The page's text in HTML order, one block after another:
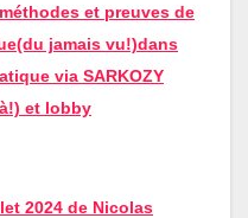
et preuves de
jamais vu!)dans
via SARKOZY
et lobby
2024 de Nicolas